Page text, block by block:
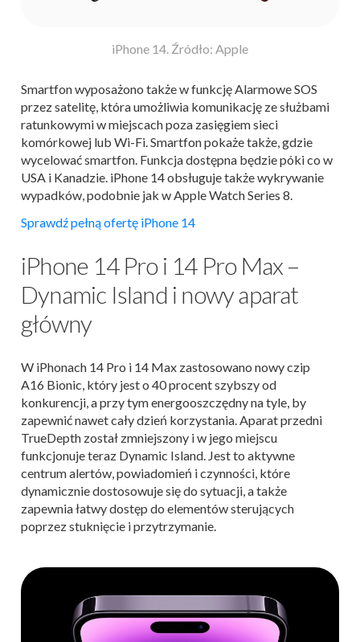
iPhone 14. Źródło: Apple
Smartfon wyposażono także w funkcję Alarmowe SOS
przez satelitę, która umożliwia komunikację ze służbami
ratunkowymi w miejscach poza zasięgiem sieci
komórkowej lub Wi-Fi. Smartfon pokaże także, gdzie
wycelować smartfon. Funkcja dostępna będzie póki co w
USA i Kanadzie. iPhone 14 obsługuje także wykrywanie
wypadków, podobnie jak w Apple Watch Series 8.
Sprawdź pełną ofertę iPhone 14
iPhone 14 Pro i 14 Pro Max –
Dynamic Island i nowy aparat
główny
W iPhonach 14 Pro i 14 Max zastosowano nowy czip
A16 Bionic, który jest o 40 procent szybszy od
konkurencji, a przy tym energooszczędny na tyle, by
zapewnić nawet cały dzień korzystania. Aparat przedni
TrueDepth został zmniejszony i w jego miejscu
funkcjonuje teraz Dynamic Island. Jest to aktywne
centrum alertów, powiadomień i czynności, które
dynamicznie dostosowuje się do sytuacji, a także
zapewnia łatwy dostęp do elementów sterujących
poprzez stuknięcie i przytrzymanie.